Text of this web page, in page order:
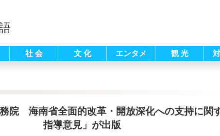
社 会 文 化 エンタメ 観 光
務院 海南省全面的改革・開放深化への支持に関
指導意見」が出版